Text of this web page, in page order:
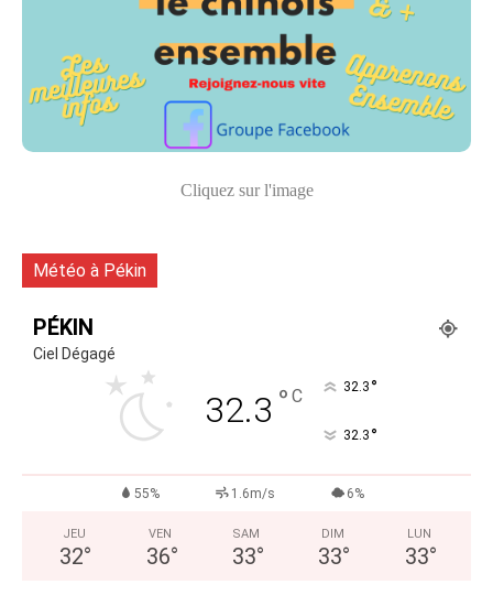
Cliquez sur l'image
Météo à Pékin
PÉKIN
Ciel Dégagé
32.3 ° C 32.3 °
32.3 °
55% 1.6m/s 6%
JEU
32°
VEN
36°
SAM
33°
DIM
33°
LUN
33°